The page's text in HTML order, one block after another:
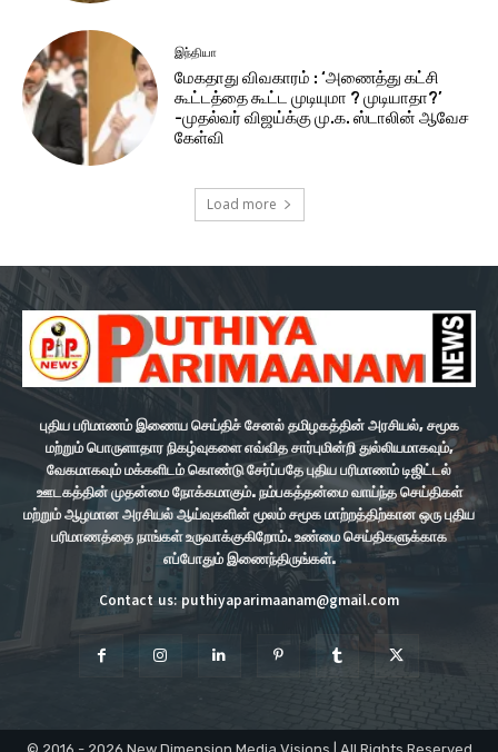
இந்தியா
மேகதாது விவகாரம் : ‘அணைத்து கட்சி
கூட்டத்தை கூட்ட முடியுமா ? முடியாதா?’
-முதல்வர் விஜய்க்கு மு.க. ஸ்டாலின் ஆவேச
கேள்வி
Load more
புதிய பரிமாணம் இணைய செய்திச் சேனல் தமிழகத்தின் அரசியல், சமூக
மற்றும் பொருளாதார நிகழ்வுகளை எவ்வித சார்புமின்றி துல்லியமாகவும்,
வேகமாகவும் மக்களிடம் கொண்டு சேர்ப்பதே புதிய பரிமாணம் டிஜிட்டல்
ஊடகத்தின் முதன்மை நோக்கமாகும். நம்பகத்தன்மை வாய்ந்த செய்திகள்
மற்றும் ஆழமான அரசியல் ஆய்வுகளின் மூலம் சமூக மாற்றத்திற்கான ஒரு புதிய
பரிமாணத்தை நாங்கள் உருவாக்குகிறோம். உண்மை செய்திகளுக்காக
எப்போதும் இணைந்திருங்கள்.
Contact us: puthiyaparimaanam@gmail.com